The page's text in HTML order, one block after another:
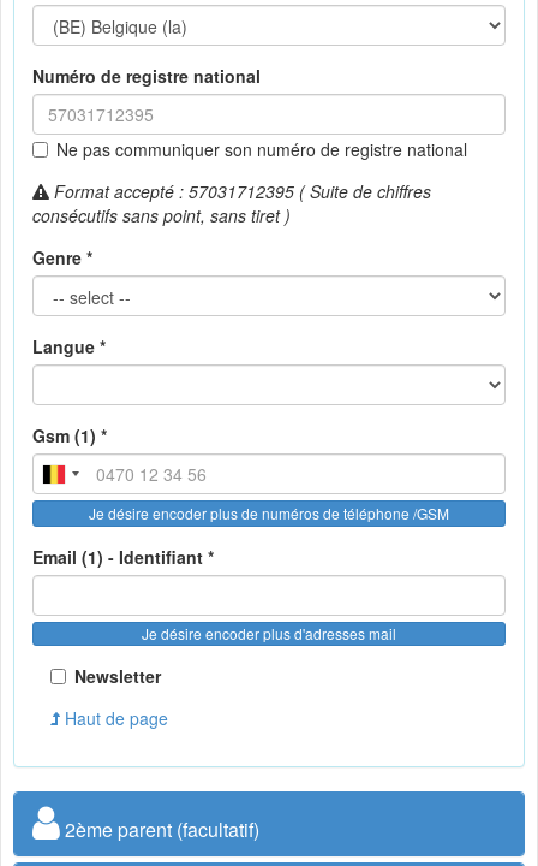
Numéro de registre national
Ne pas communiquer son numéro de registre national
Format accepté : 57031712395 ( Suite de chiffres
consécutifs sans point, sans tiret )
Genre *
Langue *
Gsm (1) *
Je désire encoder plus de numéros de téléphone /GSM
Email (1) - Identifiant *
Je désire encoder plus d'adresses mail
Newsletter
Haut de page
2ème parent (facultatif)